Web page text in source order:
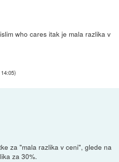
who cares itak je mala razlika v
)
za "mala razlika v ceni", glede na
za 30%.